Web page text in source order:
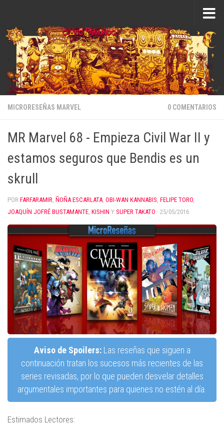
MICRORESEÑAS MARVEL 0 COMENTARIOS
MR Marvel 68 - Empieza Civil War II y
estamos seguros que Bendis es un
skrull
POR FARFARAMIR, ÑOÑA ESCARLATA, OBI-WAN KANNABIS, FELIPE TORO,
JOAQUÍN JOFRÉ BUSTAMANTE, KISHIN Y SUPER TAKATO · 25/05/2016
Aviso de Spoilers:Las reseñas que siguen a
continuación tratan los sucesos más recientes de las
series revisadas, por lo que pueden desvelar detalles
argumentales importantes para quienes no estén al día.
Estimados Lectores: